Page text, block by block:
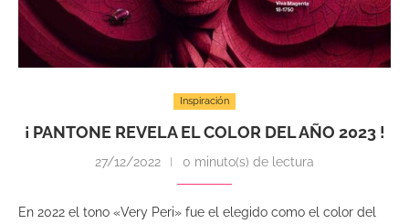
Inspiración
¡ PANTONE REVELA EL COLOR DEL AÑO 2023 !
27/12/2022 0 minuto(s) de lectura
En 2022 el tono «Very Peri» fue el elegido como el color del